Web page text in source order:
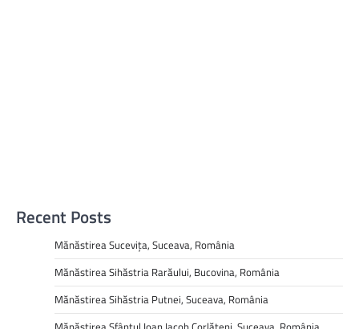
Recent Posts
Mănăstirea Sucevița, Suceava, România
Mănăstirea Sihăstria Rarăului, Bucovina, România
Mănăstirea Sihăstria Putnei, Suceava, România